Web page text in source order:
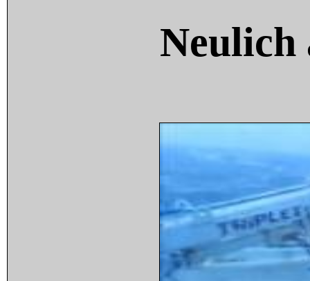
Neulich